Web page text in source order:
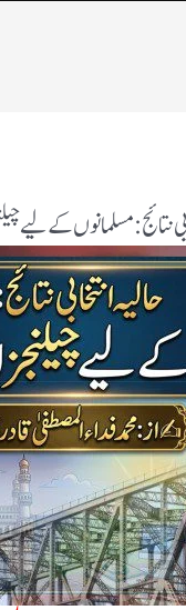
نتائج: مسلمانوں کے لیے